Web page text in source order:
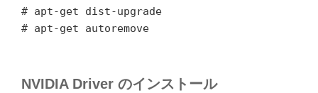
# apt-get dist-upgrade
# apt-get autoremove
NVIDIA Driver のインストール